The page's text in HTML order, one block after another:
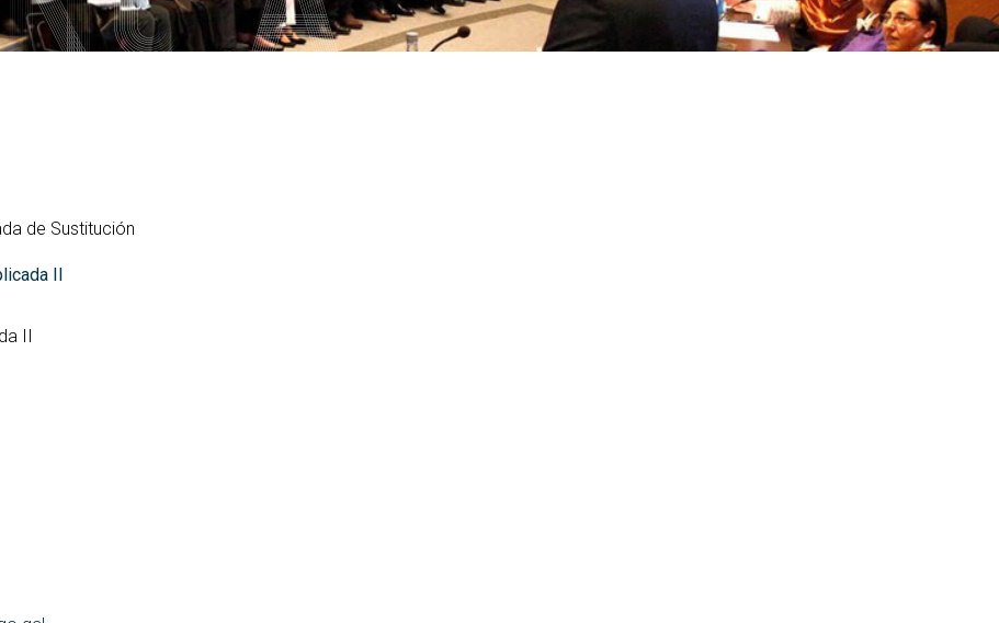
Órganos de gobierno
profesionales
y contacto
profesorado nuevo
extracurriculares
Prácticas en empresa
PARS Grado y Máster en
Ingeniería Informática
títulos
Reconocimientos de calidad
de Sustitución
II
II